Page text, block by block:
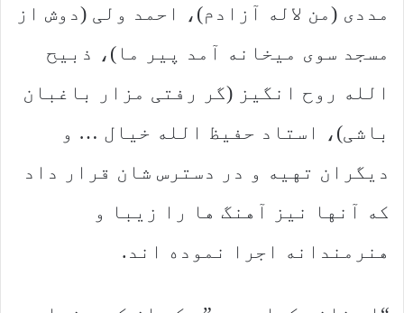
مددی (من لاله آزادم)، احمد ولی (دوش از
مسجد سوی میخانه آمد پیر ما)، ذبیح
الله روح انگیز (گر رفتی مزار باغبان
باشی)، استاد حفیظ الله خیال … و
دیگران تهیه و در دسترس شان قرار داد
که آنها نیز آهنگ ها را زیبا و
هنرمندانه اجرا نموده اند.